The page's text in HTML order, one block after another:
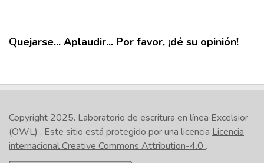
Quejarse... Aplaudir... Por favor, ¡dé su opinión!
Copyright 2025. Laboratorio de escritura en línea Excelsior
(OWL) . Este sitio está protegido por una licencia Licencia
internacional Creative Commons Attribution-4.0 .